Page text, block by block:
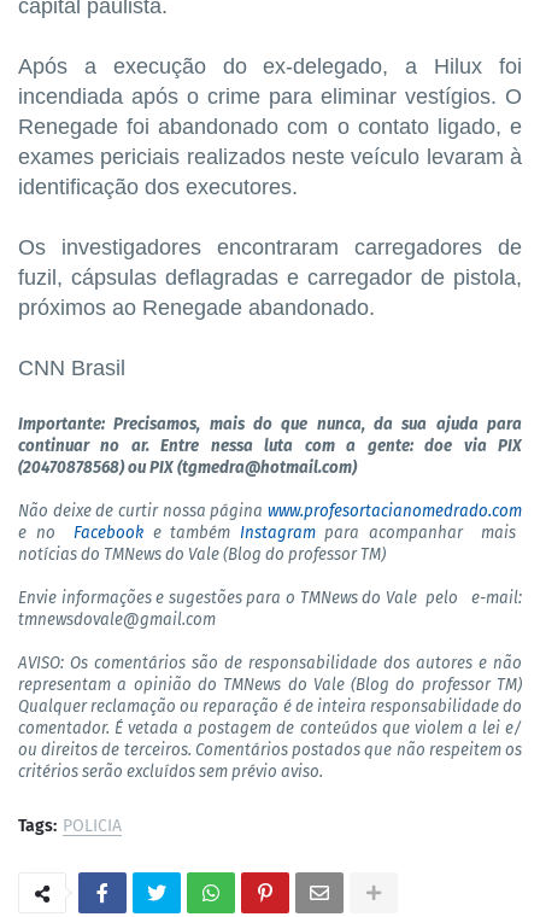
capital paulista.
Após a execução do ex-delegado, a Hilux foi
incendiada após o crime para eliminar vestígios. O
Renegade foi abandonado com o contato ligado, e
exames periciais realizados neste veículo levaram à
identificação dos executores.
Os investigadores encontraram carregadores de
fuzil, cápsulas deflagradas e carregador de pistola,
próximos ao Renegade abandonado.
CNN Brasil
Importante: Precisamos, mais do que nunca, da sua ajuda para
continuar no ar. Entre nessa luta com a gente: doe via PIX
(20470878568) ou PIX (tgmedra@hotmail.com)
Não deixe de curtir nossa página www.profesortacianomedrado.com
e no Facebooke também Instagrampara acompanhar mais
notícias do TMNews do Vale (Blog do professor TM)
Envie informações e sugestões para o TMNews do Vale pelo
e-mail:
tmnewsdovale@gmail.com
AVISO: Os comentários são de responsabilidade dos autores e não
representam a opinião do TMNews do Vale (Blog do professor TM)
Qualquer reclamação ou reparação é de inteira responsabilidade do
comentador. É vetada a postagem de conteúdos que violem a lei e/
ou direitos de terceiros. Comentários postados que não respeitem os
critérios serão excluídos sem prévio aviso.
Tags: POLICIA